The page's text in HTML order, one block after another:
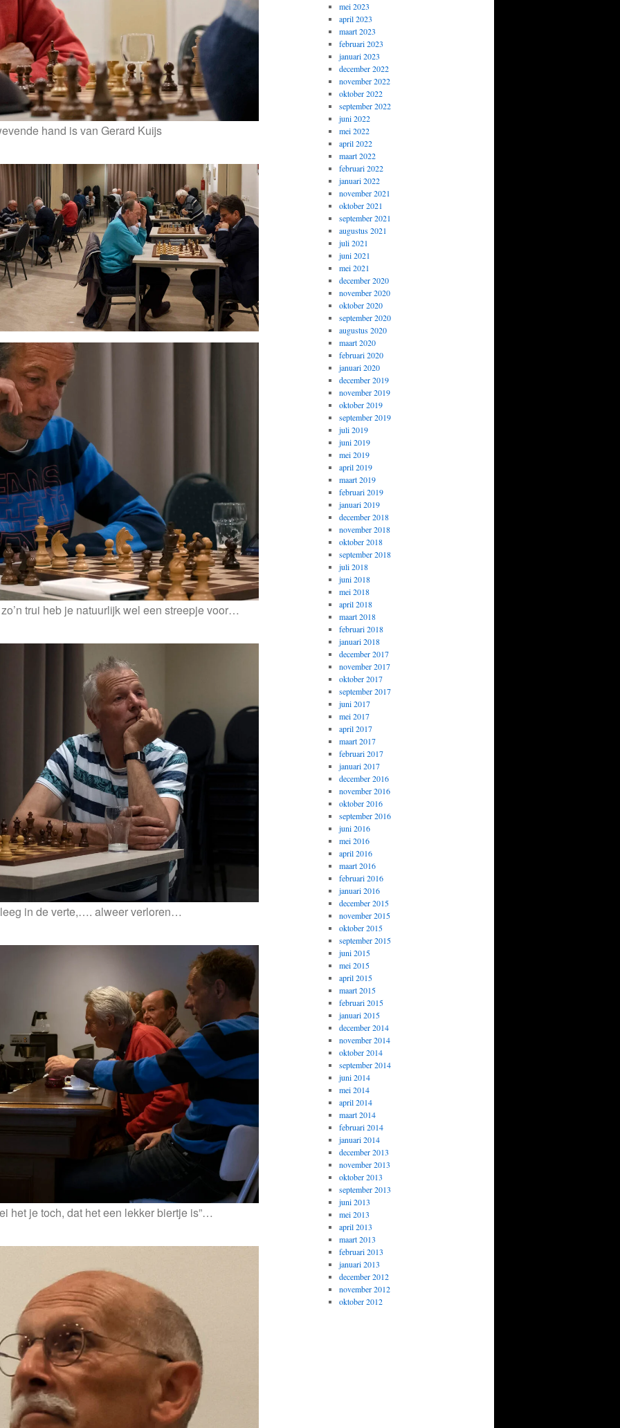
hand is van Gerard Kuijs
trui heb je natuurlijk wel een streepje voor…
in de verte,…. alweer verloren…
het je toch, dat het een lekker biertje is”…
mei 2023
april 2023
maart 2023
februari 2023
januari 2023
december 2022
november 2022
oktober 2022
september 2022
juni 2022
mei 2022
april 2022
maart 2022
februari 2022
januari 2022
november 2021
oktober 2021
september 2021
augustus 2021
juli 2021
juni 2021
mei 2021
december 2020
november 2020
oktober 2020
september 2020
augustus 2020
maart 2020
februari 2020
januari 2020
december 2019
november 2019
oktober 2019
september 2019
juli 2019
juni 2019
mei 2019
april 2019
maart 2019
februari 2019
januari 2019
december 2018
november 2018
oktober 2018
september 2018
juli 2018
juni 2018
mei 2018
april 2018
maart 2018
februari 2018
januari 2018
december 2017
november 2017
oktober 2017
september 2017
juni 2017
mei 2017
april 2017
maart 2017
februari 2017
januari 2017
december 2016
november 2016
oktober 2016
september 2016
juni 2016
mei 2016
april 2016
maart 2016
februari 2016
januari 2016
december 2015
november 2015
oktober 2015
september 2015
juni 2015
mei 2015
april 2015
maart 2015
februari 2015
januari 2015
december 2014
november 2014
oktober 2014
september 2014
juni 2014
mei 2014
april 2014
maart 2014
februari 2014
januari 2014
december 2013
november 2013
oktober 2013
september 2013
juni 2013
mei 2013
april 2013
maart 2013
februari 2013
januari 2013
december 2012
november 2012
oktober 2012